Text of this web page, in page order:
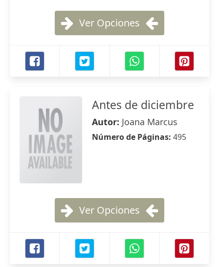
Ver Opciones
Antes de diciembre
Autor: Joana Marcus
Número de Páginas: 495
Ver Opciones